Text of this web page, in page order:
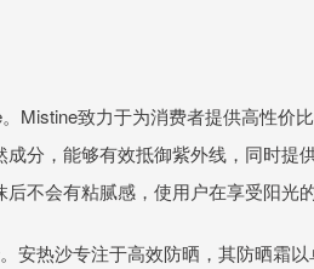
Mistine致力于为消费者提供高性价
成分，能够有效抵御紫外线，同时提
后不会有粘腻感，使用户在享受阳光
安热沙专注于高效防晒，其防晒霜